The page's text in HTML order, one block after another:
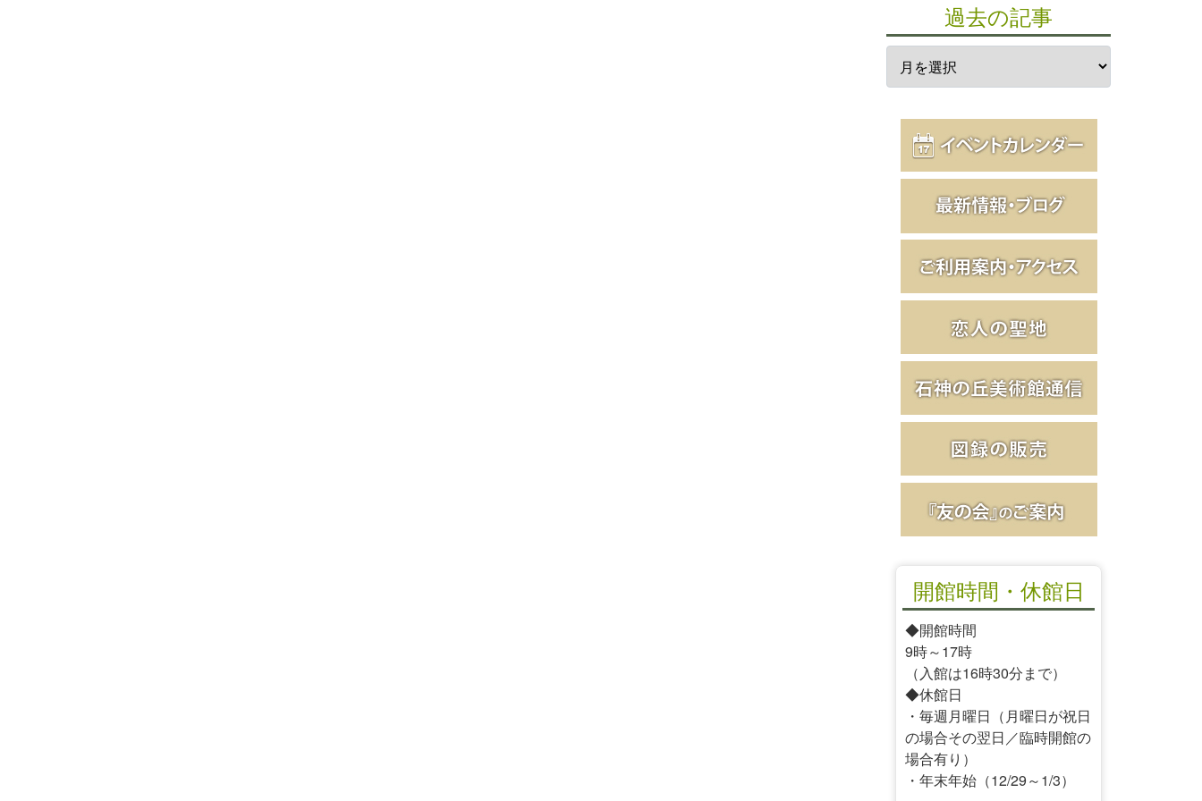
過去の記事
開館時間・休館日
◆開館時間
9時～17時
（入館は16時30分まで）
◆休館日
・毎週月曜日（月曜日が祝日
の場合その翌日／臨時開館の
場合有り）
・年末年始（12/29～1/3）